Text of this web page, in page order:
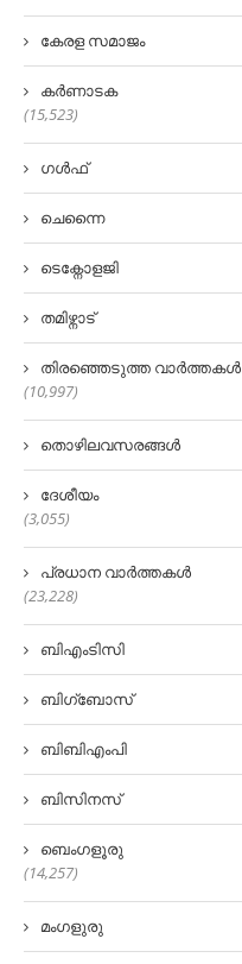
കേരള സമാജം
കർണാടക
(15,523)
ഗൾഫ്
ചെന്നൈ
ടെക്നോളജി
തമിഴ്നാട്
തിരഞ്ഞെടുത്ത വാർത്തകൾ
(10,997)
തൊഴിലവസരങ്ങൾ
ദേശീയം
(3,055)
പ്രധാന വാർത്തകൾ
(23,228)
ബിഎംടിസി
ബിഗ്‌ബോസ്
ബിബിഎംപി
ബിസിനസ്
ബെംഗളൂരു
(14,257)
മംഗളുരു